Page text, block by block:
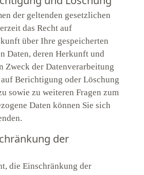
der geltenden gesetzlichen
das Recht auf
über Ihre gespeicherten
Daten, deren Herkunft und
Zweck der Datenverarbeitung
Berichtigung oder Löschung
sowie zu weiteren Fragen zum
Daten können Sie sich
der
die Einschränkung der